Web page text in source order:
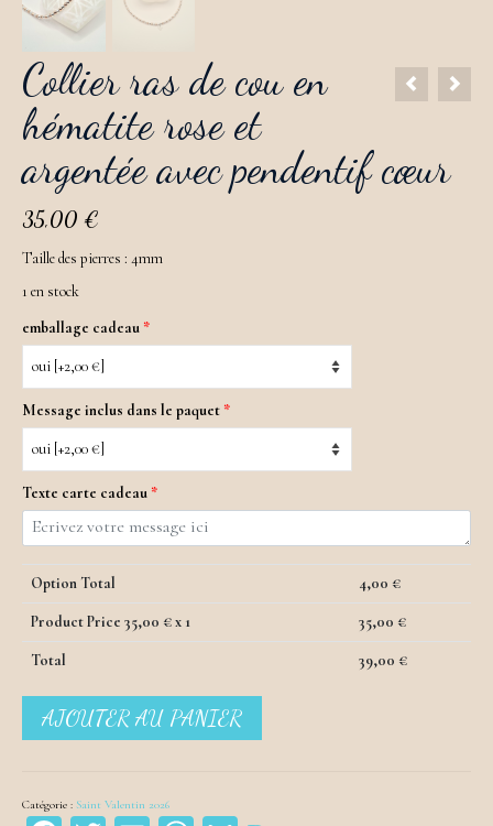
Collier ras de cou en
hématite rose et
argentée avec pendentif cœur
35,00 €
Taille des pierres : 4mm
1 en stock
emballage cadeau *
Message inclus dans le paquet *
Texte carte cadeau *
Option Total 4,00 €
Product Price 35,00 € x 1 35,00 €
Total 39,00 €
quantité
cou
AJOUTER AU PANIER
Catégorie : Saint Valentin 2026